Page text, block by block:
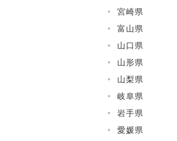
宮崎県
富山県
山口県
山形県
山梨県
岐阜県
岩手県
愛媛県